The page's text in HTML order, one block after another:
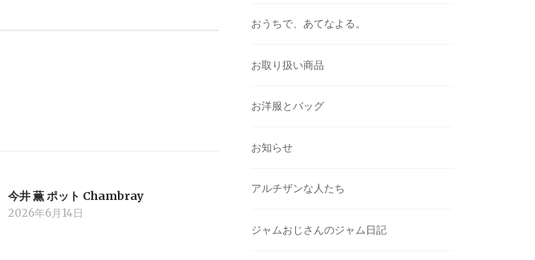
今井 薫 ポット Chambray
2026年6月14日
おうちで、あてなよる。
お取り扱い商品
お洋服とバッグ
お知らせ
アルチザンな人たち
ジャムおじさんのジャム日記